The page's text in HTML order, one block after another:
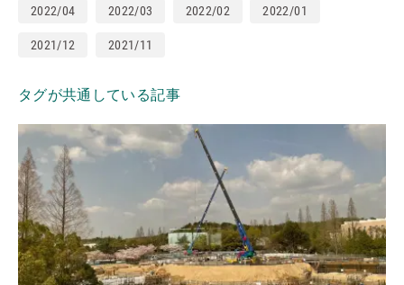
2022/04 2022/03 2022/02 2022/01
2021/12 2021/11
タグが共通している記事